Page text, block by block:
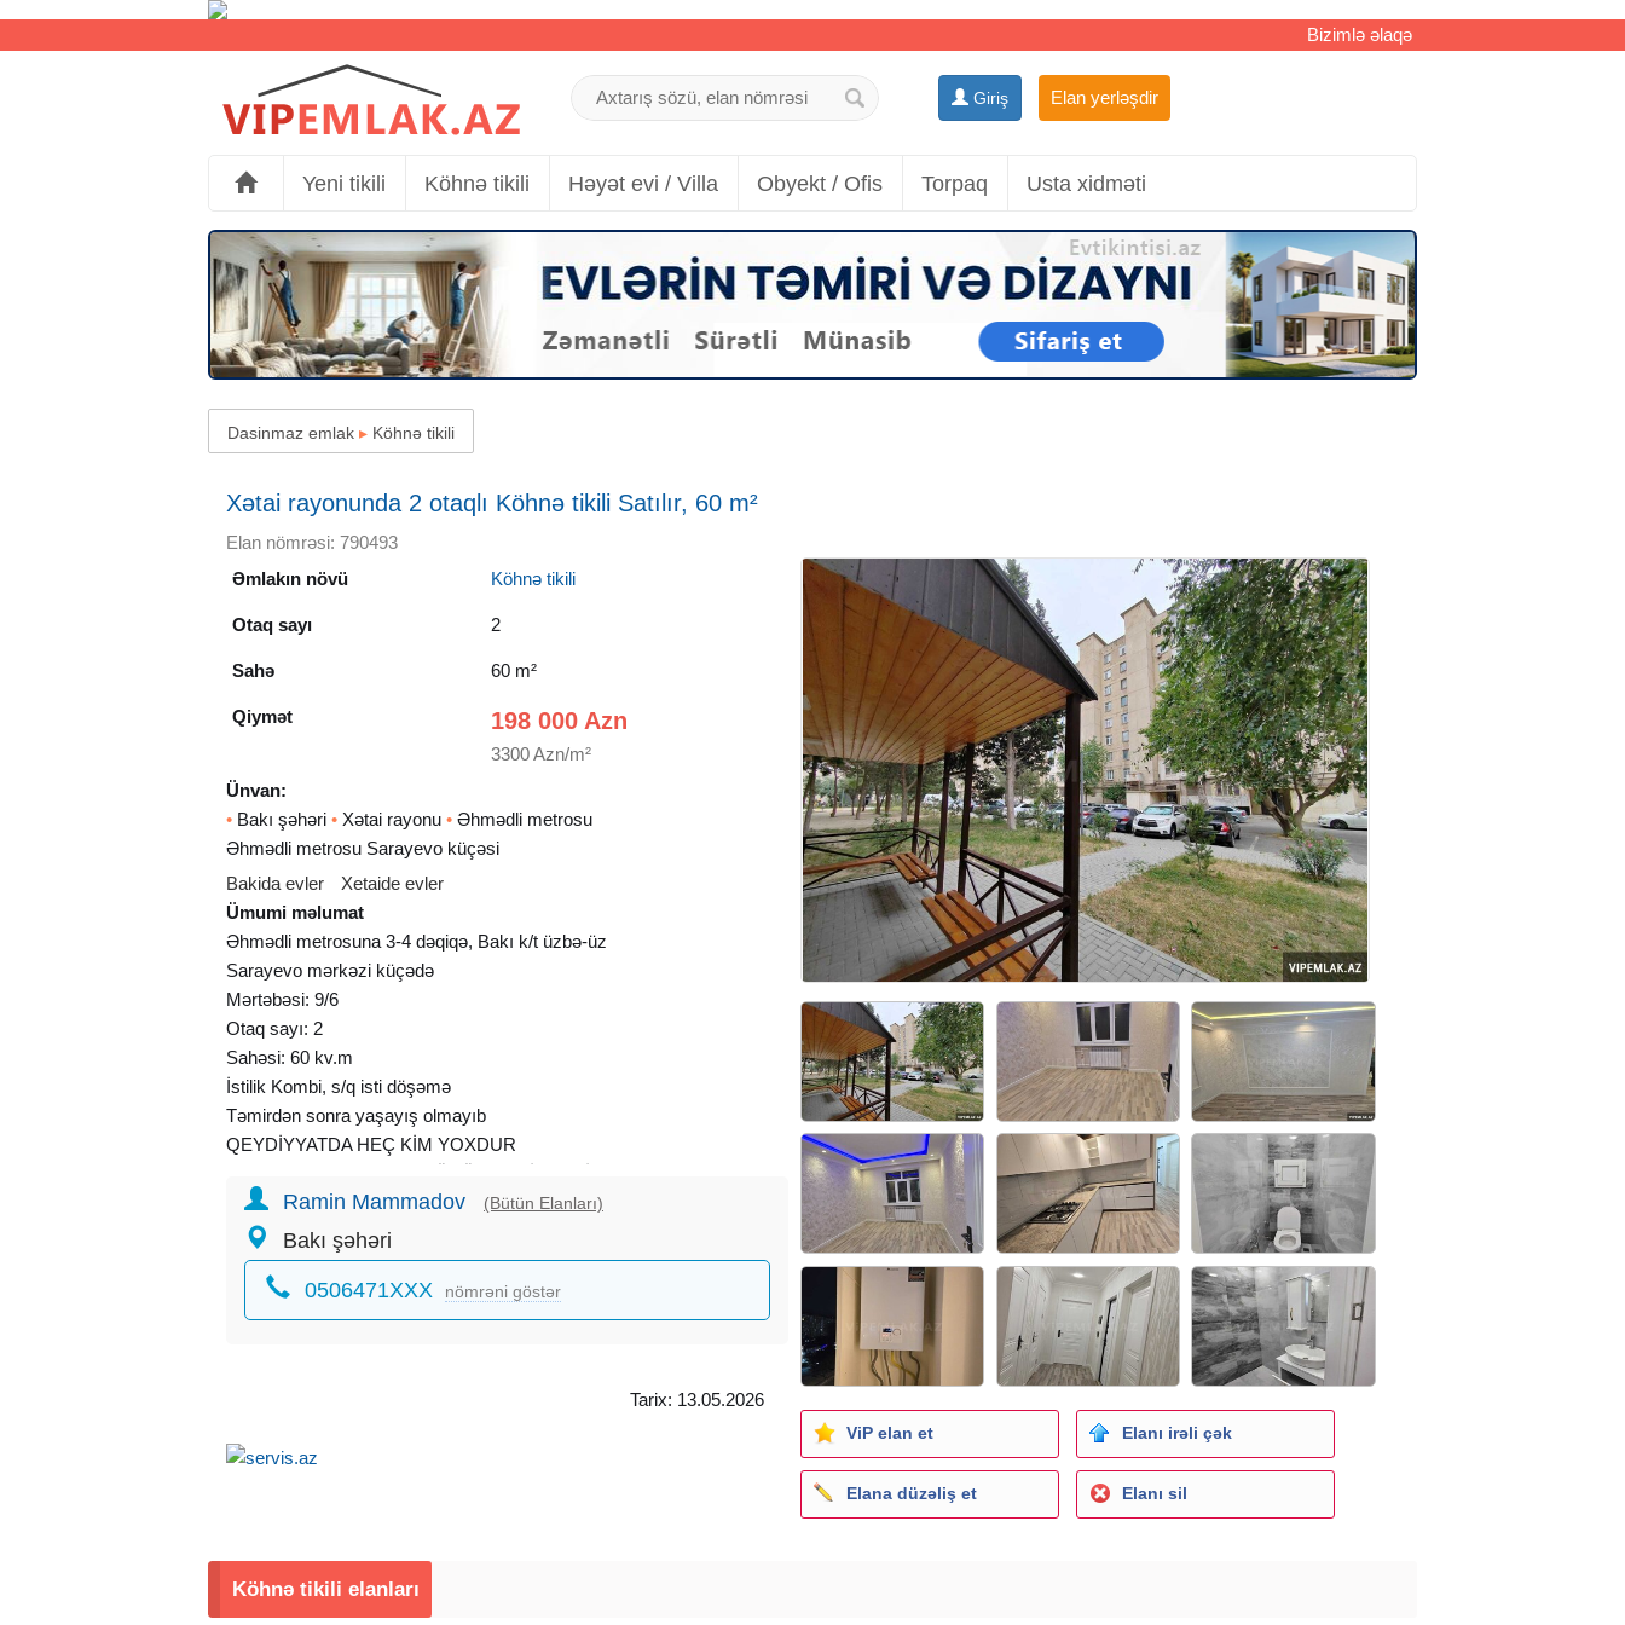
Bizimlə əlaqə
Giriş Elan yerləşdir
Yeni tikili Köhnə tikili Həyət evi / Villa Obyekt / Ofis Torpaq Usta xidməti
Dasinmaz emlak ▸ Köhnə tikili
Xətai rayonunda 2 otaqlı Köhnə tikili Satılır, 60 m²
Elan nömrəsi: 790493
Əmlakın növü
Köhnə tikili
Otaq sayı 2
Sahə 60 m²
Qiymət 198 000 Azn
3300 Azn/m²
Ünvan:
• Bakı şəhəri • Xətai rayonu • Əhmədli metrosu
Əhmədli metrosu Sarayevo küçəsi
Bakida evler
Xetaide evler
Ümumi məlumat
Əhmədli metrosuna 3-4 dəqiqə, Bakı k/t üzbə-üz
Sarayevo mərkəzi küçədə
Mərtəbəsi: 9/6
Otaq sayı: 2
Sahəsi: 60 kv.m
İstilik Kombi, s/q isti döşəmə
Təmirdən sonra yaşayış olmayıb
QEYDİYYATDA HEÇ KİM YOXDUR
Ətrafında Bizim market ( Mega Stor), Bazar Stor, 5 dəqiqəlik məsafədə
Zəkalar Litseyi, 95, 138, 261, 17 saylı məktəb, 2 uşaq baxçası və
stadion yerləşir. İpotekaya yararlıdır. Sənəd Çıxarış (Kupça). Qiymət
198.000 Azn
Ramin Mammadov (Bütün Elanları)
Bakı şəhəri
0506471XXX nömrəni göstər
Tarix: 13.05.2026
ViP elan et Elanı irəli çək
Elana düzəliş et Elanı sil
Köhnə tikili elanları